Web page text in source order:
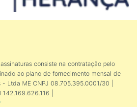
consiste na contratação pelo
ao plano de fornecimento mensal de
Ltda ME CNPJ 08.705.395.0001/30 |
|